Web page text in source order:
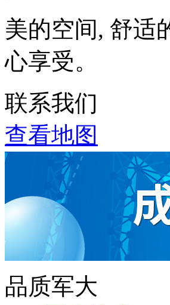
美的空间, 舒适
心享受。
联系我们
查看地图
品质军大